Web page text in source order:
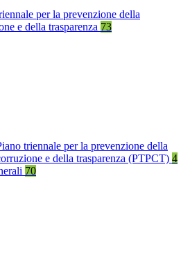
per la prevenzione della
e della trasparenza 73
triennale per la prevenzione della
e della trasparenza (PTPCT) 4
70